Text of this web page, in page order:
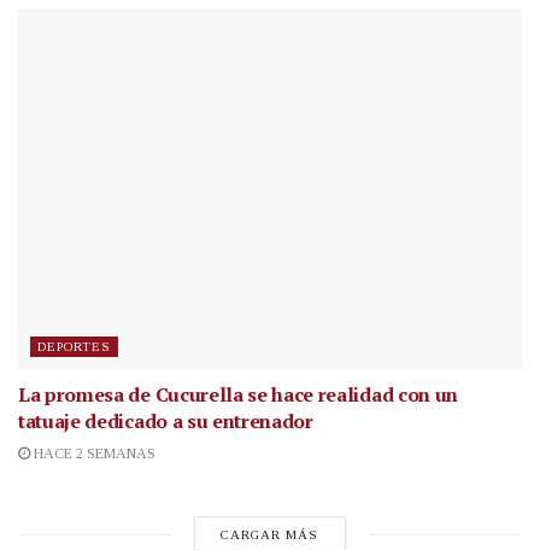
DEPORTES
La promesa de Cucurella se hace realidad con un
tatuaje dedicado a su entrenador
HACE 2 SEMANAS
CARGAR MÁS